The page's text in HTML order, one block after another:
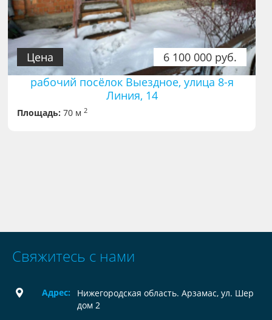
6 100 000 руб.
Цена
рабочий посёлок Выездное, улица 8-я
Линия, 14
Площадь: 70 м2
Свяжитесь с нами
Адрес:
Нижегородская область. Арзамас, ул. Шер
дом 2